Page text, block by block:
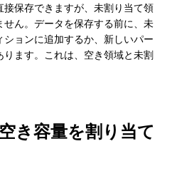
保存できますが、未割り当て領
ん。データを保存する前に、未
ョンに追加するか、新しいパー
ます。これは、空き領域と未割
き容量を割り当て